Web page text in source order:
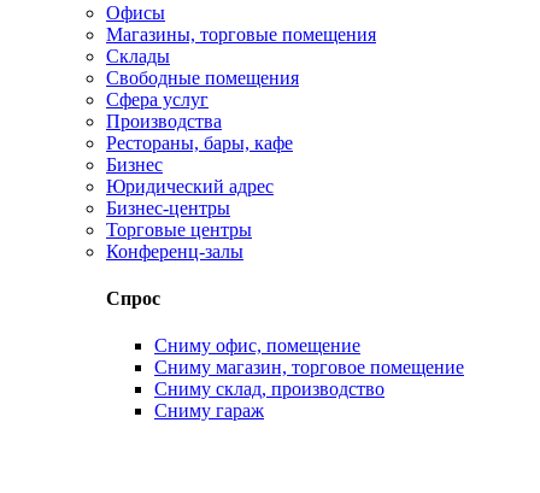
Офисы
Магазины, торговые помещения
Склады
Свободные помещения
Сфера услуг
Производства
Рестораны, бары, кафе
Бизнес
Юридический адрес
Бизнес-центры
Торговые центры
Конференц-залы
Спрос
Сниму офис, помещение
Сниму магазин, торговое помещение
Сниму склад, производство
Сниму гараж